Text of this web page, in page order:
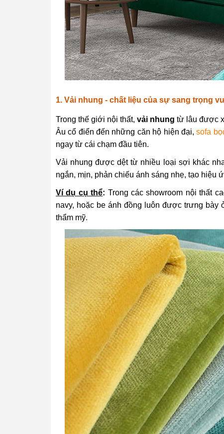
1. Vải nhung - chất liệu của sự sang trọng
Trong thế giới nội thất, vải nhung từ lâu được
Âu cổ điển đến những căn hộ hiện đại,sofa
ngay từ cái chạm đầu tiên.
Vải nhung được dệt từ nhiều loại sợi khác
ngắn, mịn, phản chiếu ánh sáng nhẹ, tạo hiệu
Ví dụ cụ thể: Trong các showroom nội thất
navy, hoặc be ánh đồng luôn được trưng bày
thẩm mỹ.